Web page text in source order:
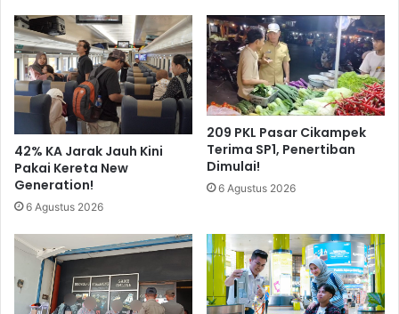
42% KA Jarak Jauh Kini
Pakai Kereta New
Generation!
6 Agustus 2026
209 PKL Pasar Cikampek
Terima SP1, Penertiban
Dimulai!
6 Agustus 2026